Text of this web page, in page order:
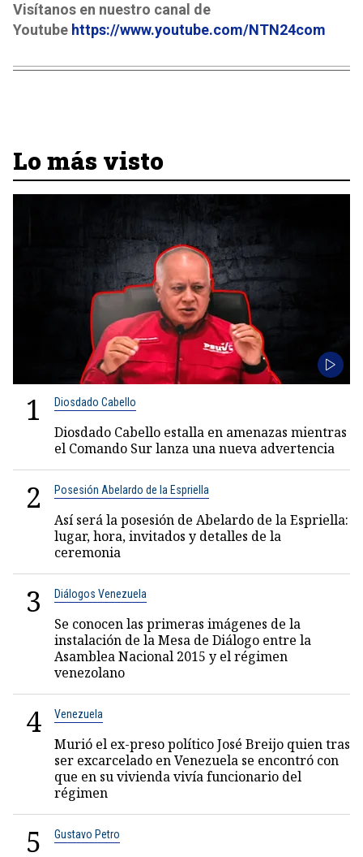
Visítanos en nuestro canal de
Youtube https://www.youtube.com/NTN24com
Lo más visto
1 Diosdado Cabello
Diosdado Cabello estalla en amenazas mientras
el Comando Sur lanza una nueva advertencia
2 Posesión Abelardo de la Espriella
Así será la posesión de Abelardo de la Espriella:
lugar, hora, invitados y detalles de la
ceremonia
3 Diálogos Venezuela
Se conocen las primeras imágenes de la
instalación de la Mesa de Diálogo entre la
Asamblea Nacional 2015 y el régimen
venezolano
4 Venezuela
Murió el ex-preso político José Breijo quien tras
ser excarcelado en Venezuela se encontró con
que en su vivienda vivía funcionario del
régimen
5 Gustavo Petro